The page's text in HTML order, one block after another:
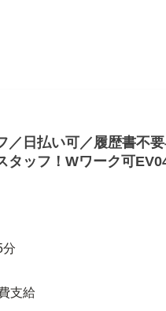
／日払い可／履歴書不
タッフ！Wワーク可
分
支給